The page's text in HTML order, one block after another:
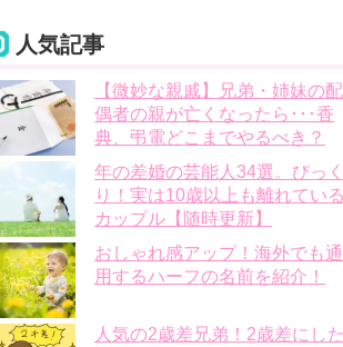
人気記事
【微妙な親戚】兄弟・姉妹の配
偶者の親が亡くなったら･･･香
典、弔電どこまでやるべき？
年の差婚の芸能人34選。びっく
り！実は10歳以上も離れている
カップル【随時更新】
おしゃれ感アップ！海外でも通
用するハーフの名前を紹介！
人気の2歳差兄弟！2歳差にした